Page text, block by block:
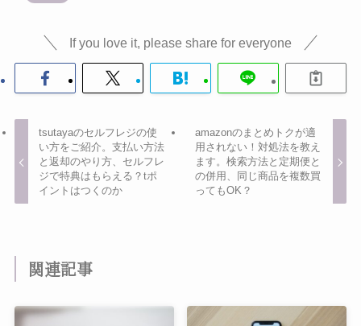
If you love it, please share for everyone
tsutayaのセルフレジの使
い方をご紹介。支払い方法
と返却のやり方、セルフレ
ジで特典はもらえる？tポ
イントはつくのか
amazonのまとめトクが適
用されない！対処法を教え
ます。検索方法と定期便と
の併用、同じ商品を複数買
ってもOK？
関連記事